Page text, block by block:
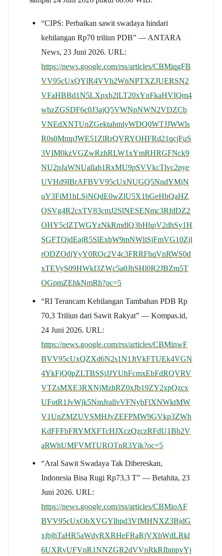
“CIPS: Perbaikan sawit swadaya hindari
kehilangan Rp70 triliun PDB” — ANTARA
News, 23 Juni 2026. URL:
https://news.google.com/rss/articles/CBMiqgFB
VV95cUxQYlR4VVh2WnNPTXZJUERSN2
VFaHBBd1N5LXpxb2lLT20xYnFkaHVIQm4
wbzZGSDF6c0J3ajQ5VWNpNWN2VDZCb
VNEdXNTUnZGektabmlyWDQ0WTJJWWls
R0s0MmpJWE51ZlRrQVRYOHFRd21qcjFuS
3VIM0kzVGZwRzhRLW1xYmRHRGFNck9
NU2pJaWNUallab1RxMU9pSVVkcTlvc2pye
UVHd9IBrAFBVV95cUxNUGQ5NndYMjN
uY3FiM1hLSjNQdE0wZlU5X1hGeHhQaHZ
OSVg4R2cxTV83cmJ2SlNESENmc3RfdDZ2
OHY5clZTWGYzNkRmdlQ3bHhpV2dhSy1H
SGFTQjdEajR5SlExbW9mNWliSjFmVG10Zjl
rODZOdjYyY0ROc2V4c3FRRFhqVnRWS0d
xTEVyS09HWkI3ZWc5a0JhSHl0R2JBZm5T
OGpmZEhkNmRh?oc=5
“RI Terancam Kehilangan Tambahan PDB Rp
70,3 Triliun dari Sawit Rakyat” — Kompas.id,
24 Juni 2026. URL:
https://news.google.com/rss/articles/CBMinwF
BVV95cUxQZXd6N2s1N1JtVkFTUEk4VGN
4YkFjQ0pZLTBSSjJJYUhFcmxEbFdRQVRV
VTZsMXE3RXNjMzhRZ0xJb19ZY2xpQzcx
UFotR1JvWjk5NmJrallvVFNybFlXNWktMW
V1UnZMZUVSMHJvZEFPMW9GVkp3ZWh
KdFFFbFRYMXFTcHJXczQzczRFdU1Bb2V
aRWhUMFVMTUROTnR3Ylk?oc=5
“Aral Sawit Swadaya Tak Dibereskan,
Indonesia Bisa Rugi Rp73,3 T” — Betahita, 23
Juni 2026. URL:
https://news.google.com/rss/articles/CBMioAF
BVV95cUxObXVGYlhpd3VfMHNXZ3BjdG
xjbjhTaHR5aWdyRXRHeFRaRjVXbWdLRkl
6UXRvUFVnR1NNZGR2dVVnRkRIbmpvYj